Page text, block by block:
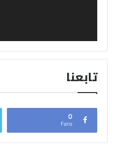
تابعنا
0
Fans